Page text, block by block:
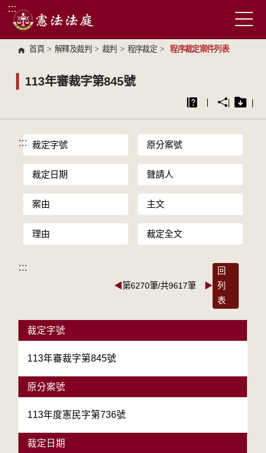
跳到主要內容區塊
:::
首頁 > 解釋及裁判 > 裁判 > 程序裁定 > 程序裁定案件列表
113年審裁字第845號
::: 裁定字號 原分案號
裁定日期 聲請人
案由 主文
理由 裁定全文
:::
◀第6270筆/共9617筆 ▶
回
列
表
裁定字號
113年審裁字第845號
原分案號
113年度憲民字第736號
裁定日期